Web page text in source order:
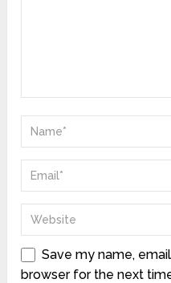
Save my name,
browser for the next